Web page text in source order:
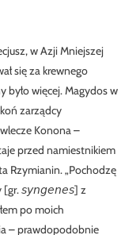
w Azji Mniejszej
się za krewnego
było więcej. Magydos w
zarządcy
Konona –
przed namiestnikiem
Rzymianin. „Pochodzę
[gr. 𝘴𝘺𝘯𝘨𝘦𝘯𝘦𝘴] z
po moich
– prawdopodobnie